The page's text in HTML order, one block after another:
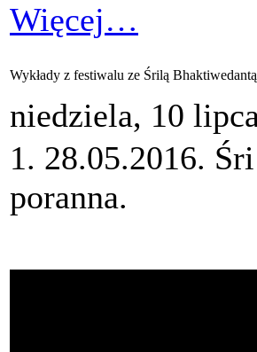
Więcej…
Wykłady z festiwalu ze Śrilą
niedziela, 10
1. 28.05.2016.
poranna.